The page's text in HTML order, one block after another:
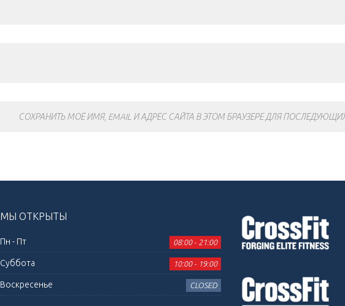
СОХРАНИТЬ МОЁ ИМЯ, EMAIL И АДРЕС САЙТА В ЭТОМ БРАУЗЕРЕ ДЛЯ
МЫ ОТКРЫТЫ
Пн - Пт 08:00 - 21:00
Суббота 10:00 - 19:00
Воскресенье CLOSED